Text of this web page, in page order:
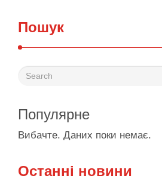
Пошук
Популярне
Вибачте. Даних поки немає.
Останні новини